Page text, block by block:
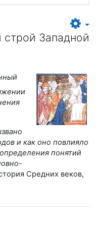
строй Западной
и как оно повлияло
понятий
Средних веков,